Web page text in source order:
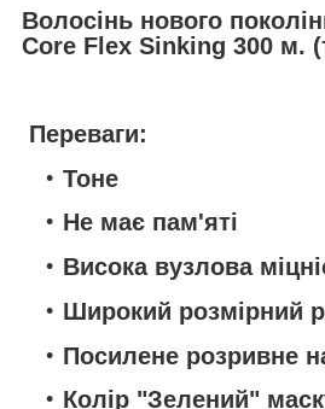
Волосінь нового
Core Flex Sinking 300 м.
Переваги:
Тоне
Не має пам'яті
Висока вузлова
Широкий розмірний
Посилене розривне
Колір "Зелений"